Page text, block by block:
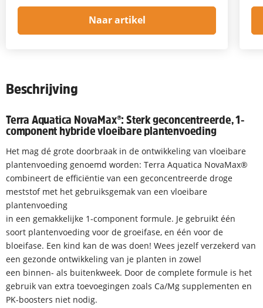
Naar artikel
Beschrijving
Terra Aquatica NovaMax®: Sterk geconcentreerde, 1-
component hybride vloeibare plantenvoeding
Het mag dé grote doorbraak in de ontwikkeling van vloeibare
plantenvoeding genoemd worden: Terra Aquatica NovaMax®
combineert de efficiëntie van een geconcentreerde droge
meststof met het gebruiksgemak van een vloeibare
plantenvoeding
in een gemakkelijke 1-component formule. Je gebruikt één
soort plantenvoeding voor de groeifase, en één voor de
bloeifase. Een kind kan de was doen! Wees jezelf verzekerd van
een gezonde ontwikkeling van je planten in zowel
een binnen- als buitenkweek. Door de complete formule is het
gebruik van extra toevoegingen zoals Ca/Mg supplementen en
PK-boosters niet nodig.